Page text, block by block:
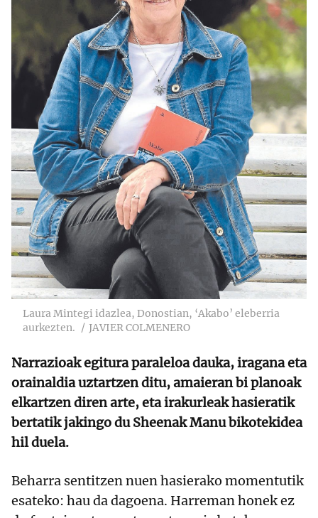
Laura Mintegi idazlea, Donostian, ‘Akabo’ eleberria
aurkezten.
JAVIER COLMENERO
Narrazioak egitura paraleloa dauka, iragana eta
orainaldia uztartzen ditu, amaieran bi planoak
elkartzen diren arte, eta irakurleak hasieratik
bertatik jakingo du Sheenak Manu bikotekidea
hil duela.
Beharra sentitzen nuen hasierako momentutik
esateko: hau da dagoena. Harreman honek ez